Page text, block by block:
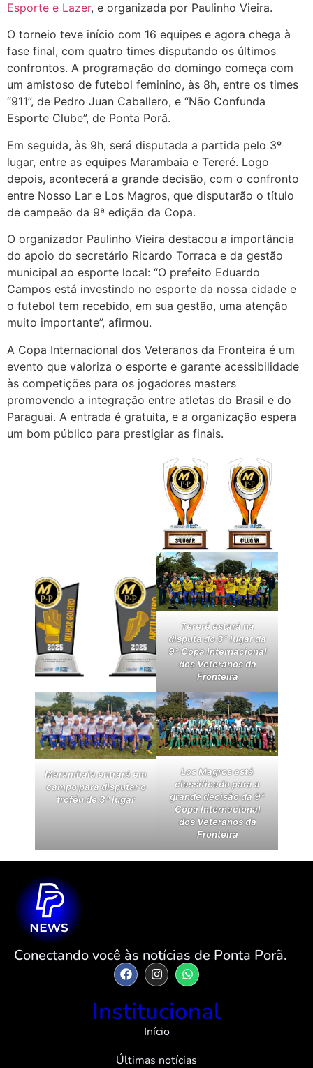
Esporte e Lazer, e organizada por Paulinho Vieira.
O torneio teve início com 16 equipes e agora chega à
fase final, com quatro times disputando os últimos
confrontos. A programação do domingo começa com
um amistoso de futebol feminino, às 8h, entre os times
“911”, de Pedro Juan Caballero, e “Não Confunda
Esporte Clube”, de Ponta Porã.
Em seguida, às 9h, será disputada a partida pelo 3º
lugar, entre as equipes Marambaia e Tereré. Logo
depois, acontecerá a grande decisão, com o confronto
entre Nosso Lar e Los Magros, que disputarão o título
de campeão da 9ª edição da Copa.
O organizador Paulinho Vieira destacou a importância
do apoio do secretário Ricardo Torraca e da gestão
municipal ao esporte local: “O prefeito Eduardo
Campos está investindo no esporte da nossa cidade e
o futebol tem recebido, em sua gestão, uma atenção
muito importante”, afirmou.
A Copa Internacional dos Veteranos da Fronteira é um
evento que valoriza o esporte e garante acessibilidade
às competições para os jogadores masters
promovendo a integração entre atletas do Brasil e do
Paraguai. A entrada é gratuita, e a organização espera
um bom público para prestigiar as finais.
Tereré estará na
disputa do 3º lugar da
9ª Copa Internacional
dos Veteranos da
Fronteira
Marambaia entrará em
campo para disputar o
troféu de 3º lugar
Los Magros está
classificado para a
grande decisão da 9ª
Copa Internacional
dos Veteranos da
Fronteira
Conectando você às notícias de Ponta Porã.
Institucional
Início
Últimas notícias